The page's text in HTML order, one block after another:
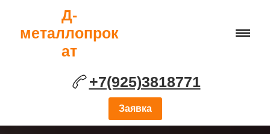
Д-
металлопрок
ат
+7(925)3818771
Заявка